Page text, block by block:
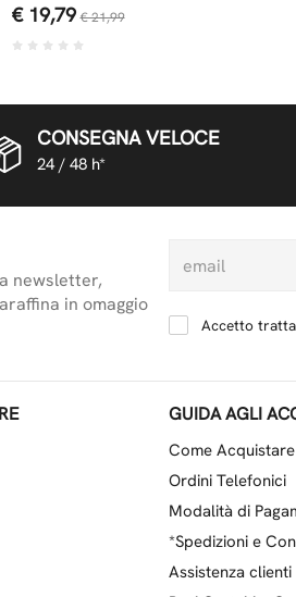
€ 19,79 € 21,99
CONSEGNA VELOCE
24 / 48 h*
newsletter,
in omaggio
Accetto
GUIDA AGLI
Come Acquistare
Ordini Telefonici
Modalità di
*Spedizioni e
Assistenza clienti